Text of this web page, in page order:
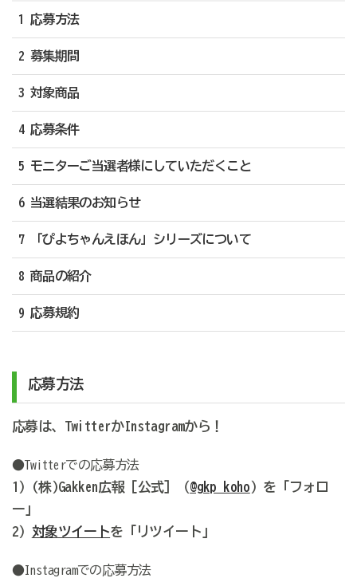
1 応募方法
2 募集期間
3 対象商品
4 応募条件
5 モニターご当選者様にしていただくこと
6 当選結果のお知らせ
7 「ぴよちゃんえほん」シリーズについて
8 商品の紹介
9 応募規約
応募方法
応募は、TwitterかInstagramから！
●Twitterでの応募方法
1）(株)Gakken広報［公式］（@gkp_koho ）を「フォロ
ー」
2） 対象ツイートを「リツイート」
●Instagramでの応募方法